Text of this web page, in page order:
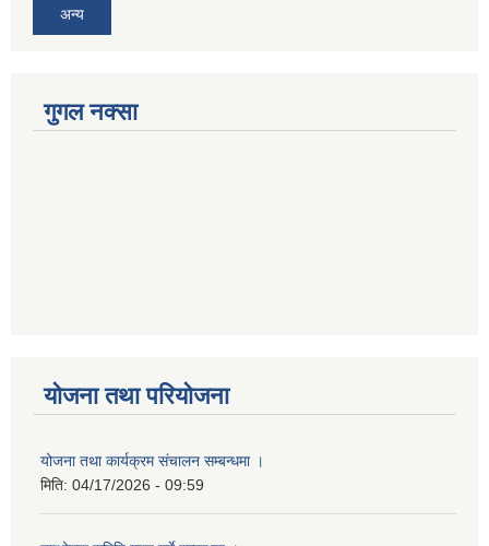
अन्य
गुगल नक्सा
योजना तथा परियोजना
योजना तथा कार्यक्रम संचालन सम्बन्धमा ।
मिति: 04/17/2026 - 09:59